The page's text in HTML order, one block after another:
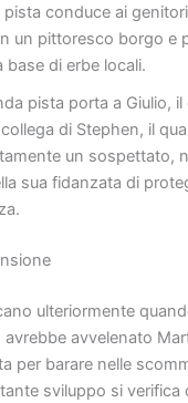
pista conduce ai
un pittoresco borgo e
base di erbe locali.
pista porta a Giulio,
di Stephen, il
un sospettato,
sua fidanzata di
ulteriormente
avrebbe avvelenato
per barare nelle
sviluppo si verifica